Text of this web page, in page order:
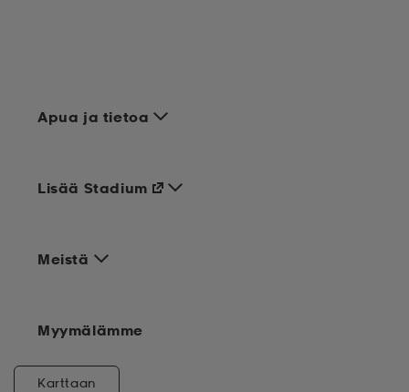
Apua ja tietoa
Meistä
Lisää Stadium
Myymälämme
Karttaan